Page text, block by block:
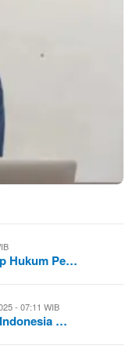
Hukum Pe…
- 07:11 WIB
…